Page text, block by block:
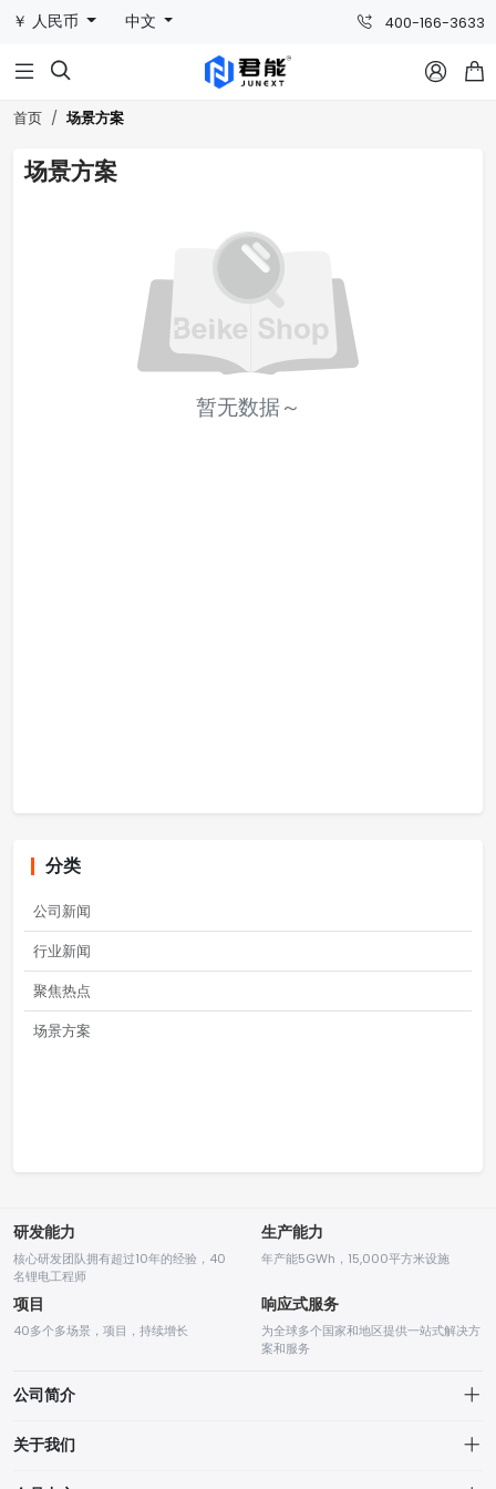
￥ 人民币 中文 400-166-3633
  
首页 场景方案
场景方案
暂无数据～
分类
公司新闻
行业新闻
聚焦热点
场景方案
研发能力
核心研发团队拥有超过10年的经验，40
名锂电工程师
生产能力
年产能5GWh，15,000平方米设施
项目
40多个多场景，项目，持续增长
响应式服务
为全球多个国家和地区提供一站式解决方
案和服务
公司简介
关于我们
关于我们